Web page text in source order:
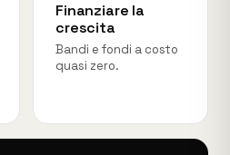
Finanziare la
crescita
Bandi e fondi a costo
quasi zero.